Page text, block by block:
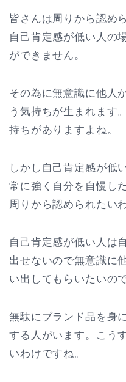
皆さんは周りから認め
自己肯定感が低い人の
ができません。
その為に無意識に他人
う気持ちが生まれます
持ちがありますよね。
しかし自己肯定感が低
常に強く自分を自慢し
周りから認められたい
自己肯定感が低い人は
出せないので無意識に
い出してもらいたいの
無駄にブランド品を身
する人がいます。こう
いわけですね。